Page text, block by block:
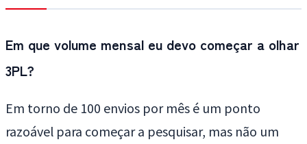
Em que volume mensal eu devo começar a olhar
3PL?
Em torno de 100 envios por mês é um ponto
razoável para começar a pesquisar, mas não um